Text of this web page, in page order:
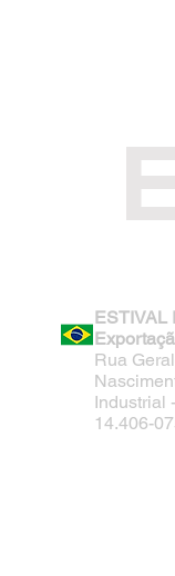
ESTIVAL
Rua
Industrial
14.406-